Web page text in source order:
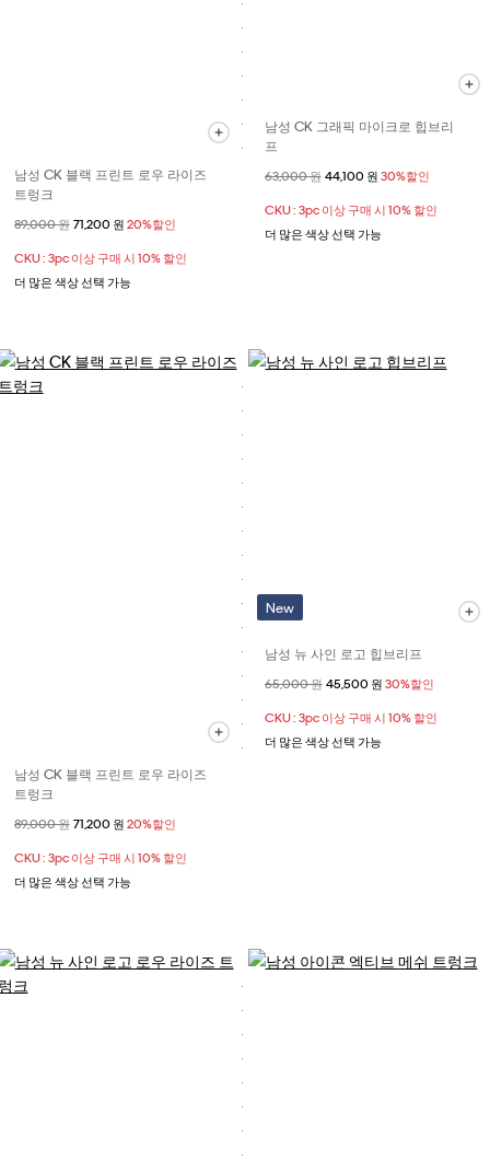
남성 CK 블랙 프린트 로우 라이즈
트렁크
할인 전 가격
89,000 원할인된 가격
71,200 원 20%할인
CKU : 3pc 이상 구매 시 10% 할인
더 많은 색상 선택 가능
남성 CK 그래픽 마이크로 힙브리
프
할인 전 가격
63,000 원할인된 가격
44,100 원 30%할인
CKU : 3pc 이상 구매 시 10% 할인
더 많은 색상 선택 가능
남성 CK 블랙 프린트 로우 라이즈
트렁크
할인 전 가격
89,000 원할인된 가격
71,200 원 20%할인
CKU : 3pc 이상 구매 시 10% 할인
더 많은 색상 선택 가능
New
남성 뉴 사인 로고 힙브리프
할인 전 가격
65,000 원할인된 가격
45,500 원 30%할인
CKU : 3pc 이상 구매 시 10% 할인
더 많은 색상 선택 가능